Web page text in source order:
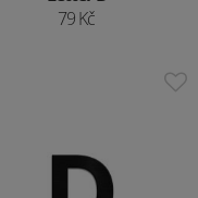
79 Kč